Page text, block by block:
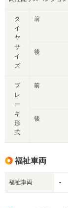
タ
イ
ヤ
サ
イ
ズ
前
後
ブ
レ
ー
キ
形
式
前
後
福祉車両
福祉車両 -